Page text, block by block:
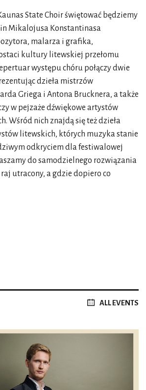
State Choir świętować będziemy
Mikalojusa Konstantinasa
malarza i grafika,
kultury litewskiej przełomu
występu chóru połączy dwie
dzieła mistrzów
Griega i Antona Brucknera, a także
w pejzaże dźwiękowe artystów
Wśród nich znajdą się też dzieła
litewskich, których muzyka stanie
odkryciem dla festiwalowej
do samodzielnego rozwiązania
utracony, a gdzie dopiero co
ALL EVENTS